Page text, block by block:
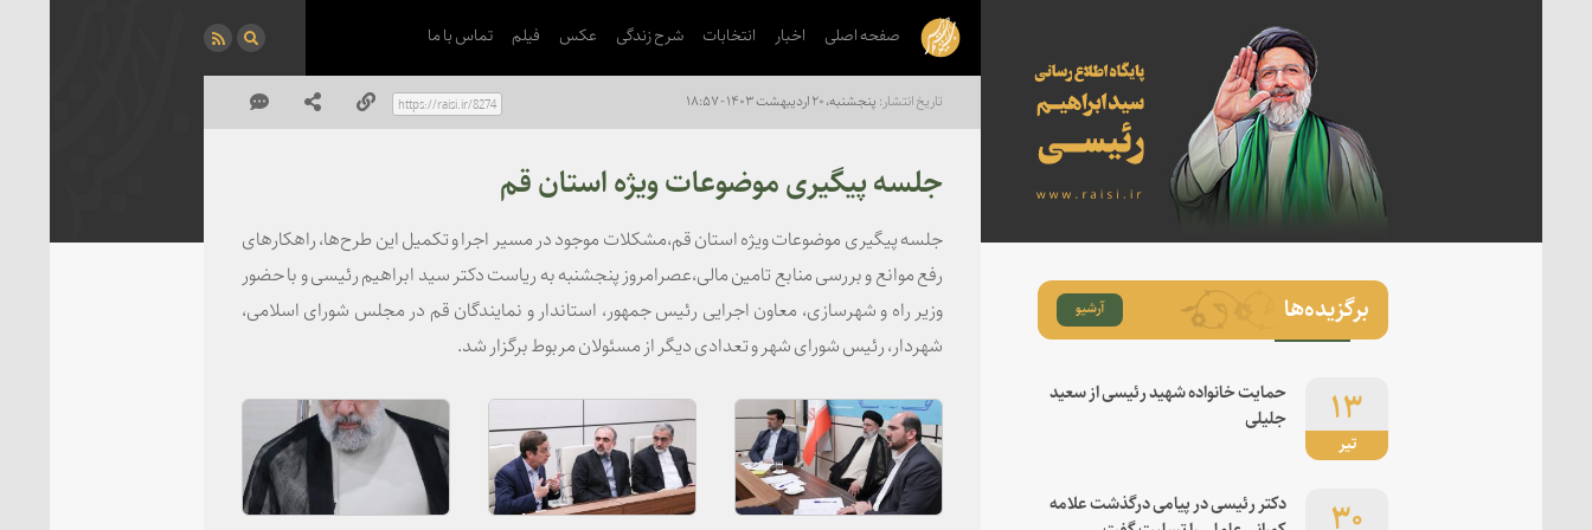
صفحه اصلی اخبار انتخابات شرح زندگی عکس فیلم تماس با ما
پنجشنبه، ۲۰ اردیبهشت ۱۴۰۳ - ۱۸:۵۷
جلسه پیگیری موضوعات ویژه استان قم
جلسه پیگیری موضوعات ویژه استان قم،مشکلات موجود در مسیر اجرا و تکمیل این طرح‌ها، راهکارهای
رفع موانع و بررسی منابع تامین مالی،عصرامروز پنجشنبه به ریاست دکتر سید ابراهیم رئیسی و با حضور
وزیر راه و شهرسازی، معاون اجرایی رئیس جمهور، استاندار و نمایندگان قم در مجلس شورای اسلامی،
شهردار، رئیس شورای شهر و تعدادی دیگر از مسئولان مربوط برگزار شد.
برگزیده‌ها آرشیو
تیر
۱۳
حمایت خانواده شهید رئیسی از سعید
جلیلی
۳۰
دکتر رئیسی در پیامی درگذشت علامه